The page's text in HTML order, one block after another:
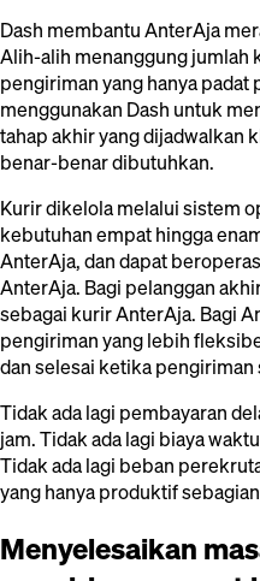
Dash membantu AnterAja
Alih-alih menanggung jumlah
pengiriman yang hanya padat
menggunakan Dash untuk
tahap akhir yang dijadwalkan
benar-benar dibutuhkan.
Kurir dikelola melalui sistem
kebutuhan empat hingga
AnterAja, dan dapat
AnterAja. Bagi pelanggan
sebagai kurir AnterAja. Bagi
pengiriman yang lebih
dan selesai ketika pengiriman
Tidak ada lagi pembayaran
jam. Tidak ada lagi biaya
Tidak ada lagi beban
yang hanya produktif
Menyelesaikan